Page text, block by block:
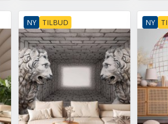
NY TILBUD NY